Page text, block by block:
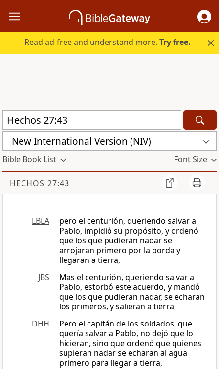
Read ad-free and understand more.Try free.
New International Version (NIV)
Bible Book List Font Size
HECHOS 27:43
LBLA
pero el centurión, queriendo salvar a
Pablo, impidió su propósito, y ordenó
que los que pudieran nadar se
arrojaran primero por la borda y
llegaran a tierra,
JBS
Mas el centurión, queriendo salvar a
Pablo, estorbó este acuerdo, y mandó
que los que pudieran nadar, se echaran
los primeros, y salieran a tierra;
DHH
Pero el capitán de los soldados, que
quería salvar a Pablo, no dejó que lo
hicieran, sino que ordenó que quienes
supieran nadar se echaran al agua
primero para llegar a tierra,